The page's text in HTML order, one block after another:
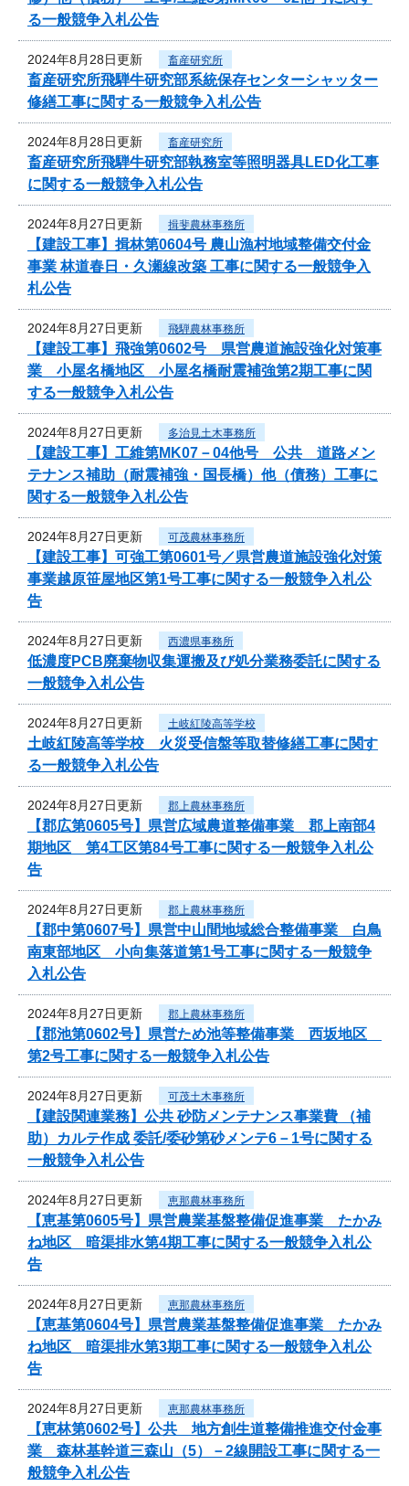
る一般競争入札公告
2024年8月28日更新 畜産研究所
畜産研究所飛騨牛研究部系統保存センターシャッター
修繕工事に関する一般競争入札公告
2024年8月28日更新 畜産研究所
畜産研究所飛騨牛研究部執務室等照明器具LED化工事
に関する一般競争入札公告
2024年8月27日更新 揖斐農林事務所
【建設工事】揖林第0604号 農山漁村地域整備交付金
事業 林道春日・久瀬線改築 工事に関する一般競争入
札公告
2024年8月27日更新 飛騨農林事務所
【建設工事】飛強第0602号 県営農道施設強化対策事
業 小屋名橋地区 小屋名橋耐震補強第2期工事に関
する一般競争入札公告
2024年8月27日更新 多治見土木事務所
【建設工事】工維第MK07－04他号 公共 道路メン
テナンス補助（耐震補強・国長橋）他（債務）工事に
関する一般競争入札公告
2024年8月27日更新 可茂農林事務所
【建設工事】可強工第0601号／県営農道施設強化対策
事業越原笹屋地区第1号工事に関する一般競争入札公
告
2024年8月27日更新 西濃県事務所
低濃度PCB廃棄物収集運搬及び処分業務委託に関する
一般競争入札公告
2024年8月27日更新 土岐紅陵高等学校
土岐紅陵高等学校 火災受信盤等取替修繕工事に関す
る一般競争入札公告
2024年8月27日更新 郡上農林事務所
【郡広第0605号】県営広域農道整備事業 郡上南部4
期地区 第4工区第84号工事に関する一般競争入札公
告
2024年8月27日更新 郡上農林事務所
【郡中第0607号】県営中山間地域総合整備事業 白鳥
南東部地区 小向集落道第1号工事に関する一般競争
入札公告
2024年8月27日更新 郡上農林事務所
【郡池第0602号】県営ため池等整備事業 西坂地区
第2号工事に関する一般競争入札公告
2024年8月27日更新 可茂土木事務所
【建設関連業務】公共 砂防メンテナンス事業費 （補
助）カルテ作成 委託/委砂第砂メンテ6－1号に関する
一般競争入札公告
2024年8月27日更新 恵那農林事務所
【恵基第0605号】県営農業基盤整備促進事業 たかみ
ね地区 暗渠排水第4期工事に関する一般競争入札公
告
2024年8月27日更新 恵那農林事務所
【恵基第0604号】県営農業基盤整備促進事業 たかみ
ね地区 暗渠排水第3期工事に関する一般競争入札公
告
2024年8月27日更新 恵那農林事務所
【恵林第0602号】公共 地方創生道整備推進交付金事
業 森林基幹道三森山（5）－2線開設工事に関する一
般競争入札公告